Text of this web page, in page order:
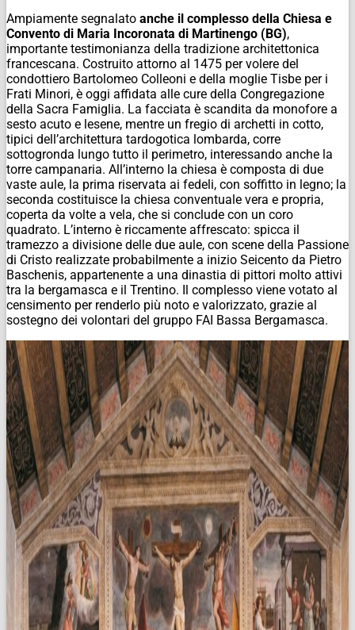
Ampiamente segnalato anche il complesso della Chiesa e
Convento di Maria Incoronata di Martinengo (BG),
importante testimonianza della tradizione architettonica
francescana. Costruito attorno al 1475 per volere del
condottiero Bartolomeo Colleoni e della moglie Tisbe per i
Frati Minori, è oggi affidata alle cure della Congregazione
della Sacra Famiglia. La facciata è scandita da monofore a
sesto acuto e lesene, mentre un fregio di archetti in cotto,
tipici dell’architettura tardogotica lombarda, corre
sottogronda lungo tutto il perimetro, interessando anche la
torre campanaria. All’interno la chiesa è composta di due
vaste aule, la prima riservata ai fedeli, con soffitto in legno; la
seconda costituisce la chiesa conventuale vera e propria,
coperta da volte a vela, che si conclude con un coro
quadrato. L’interno è riccamente affrescato: spicca il
tramezzo a divisione delle due aule, con scene della Passione
di Cristo realizzate probabilmente a inizio Seicento da Pietro
Baschenis, appartenente a una dinastia di pittori molto attivi
tra la bergamasca e il Trentino. Il complesso viene votato al
censimento per renderlo più noto e valorizzato, grazie al
sostegno dei volontari del gruppo FAI Bassa Bergamasca.